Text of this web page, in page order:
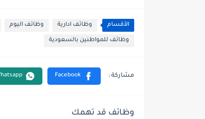
الأقسام وظائف ادارية وظائف اليوم
وظائف للمواطنين بالسعودية
وظائف قد تهمك